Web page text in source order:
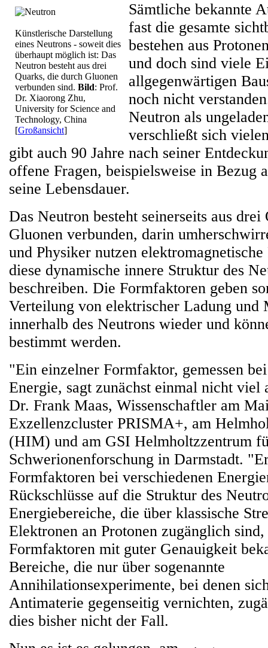
Künstlerische Darstellung
eines Neutrons - soweit dies
überhaupt möglich ist: Das
Neutron besteht aus drei
Quarks, die durch Gluonen
verbunden sind. Bild: Prof.
Dr. Xiaorong Zhu,
University for Science and
Technology, China
[Großansicht]
Sämtliche bekannte
fast die gesamte
bestehen aus
und doch sind viele
allgegenwärtigen
noch nicht
Neutron als
verschließt sich
gibt auch 90 Jahre nach seiner
offene Fragen, beispielsweise in Bezug
seine Lebensdauer.
Das Neutron besteht seinerseits aus
Gluonen verbunden, darin
und Physiker nutzen
diese dynamische innere Struktur des
beschreiben. Die Formfaktoren geben
Verteilung von elektrischer Ladung und
innerhalb des Neutrons wieder und
bestimmt werden.
"Ein einzelner Formfaktor, gemessen
Energie, sagt zunächst einmal nicht viel
Dr. Frank Maas, Wissenschaftler am
Exzellenzcluster PRISMA+, am
(HIM) und am GSI Helmholtzzentrum
Schwerionenforschung in Darmstadt.
Formfaktoren bei verschiedenen
Rückschlüsse auf die Struktur des
Energiebereiche, die über klassische
Elektronen an Protonen zugänglich
Formfaktoren mit guter Genauigkeit
Bereiche, die nur über sogenannte
Annihilationsexperimente, bei denen
Antimaterie gegenseitig vernichten,
dies bisher nicht der Fall.